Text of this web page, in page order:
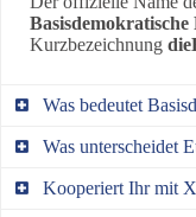
Kurzbezeichnung
Was bedeutet
Fragen direkt vom
Was unterscheidet
Kooperiert Ihr mit